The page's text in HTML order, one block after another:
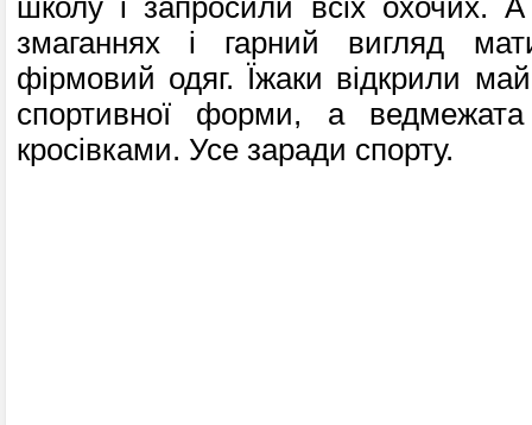
школу і запросили всіх охочих.
змаганнях і гарний вигляд
фірмовий одяг. Їжаки відкрили
спортивної форми, а
кросівками. Усе заради спорту.